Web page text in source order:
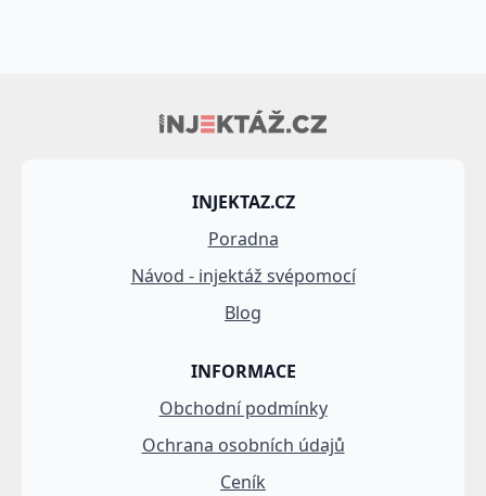
INJEKTAZ.CZ
Poradna
Návod - injektáž svépomocí
Blog
INFORMACE
Obchodní podmínky
Ochrana osobních údajů
Ceník